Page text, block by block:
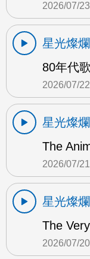
2026/07/23
星光燦爛
80年代
2026/07/22
星光燦爛
The
2026/07/21
星光燦爛
The
2026/07/20